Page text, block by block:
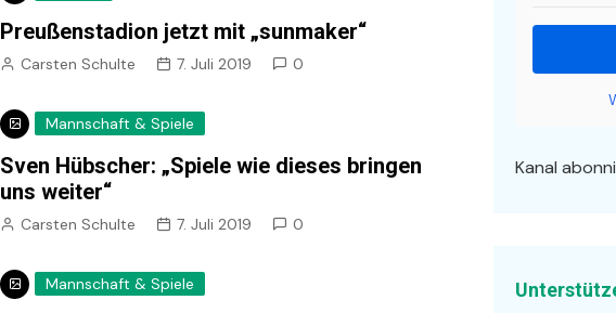
Preußenstadion jetzt mit „sunmaker“
Carsten Schulte 7. Juli 2019 0
Mannschaft & Spiele
Sven Hübscher: „Spiele wie dieses bringen
uns weiter“
Carsten Schulte 7. Juli 2019 0
Mannschaft & Spiele
Kanal